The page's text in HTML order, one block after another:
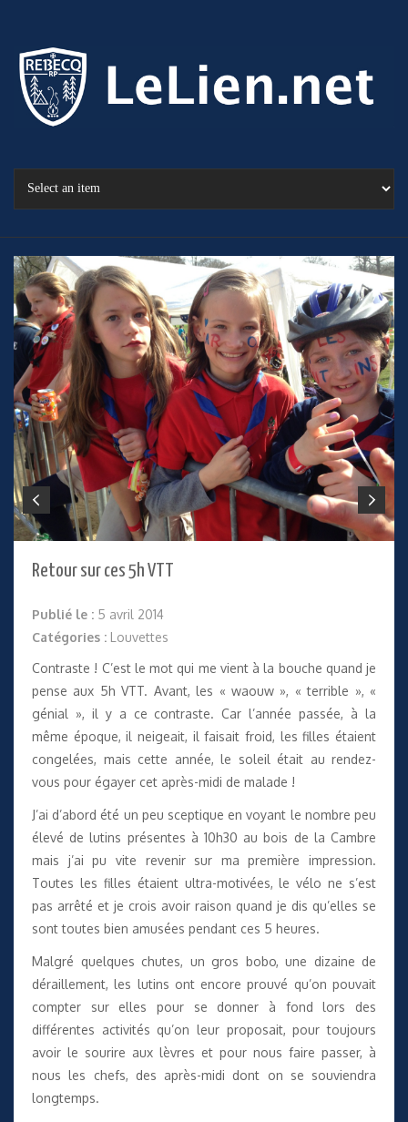
Retour sur ces 5h VTT
Publié le : 5 avril 2014
Catégories : Louvettes
Contraste ! C’est le mot qui me vient à la bouche quand je
pense aux 5h VTT. Avant, les « waouw », « terrible », «
génial », il y a ce contraste. Car l’année passée, à la
même époque, il neigeait, il faisait froid, les filles étaient
congelées, mais cette année, le soleil était au rendez-
vous pour égayer cet après-midi de malade !
J’ai d’abord été un peu sceptique en voyant le nombre peu
élevé de lutins présentes à 10h30 au bois de la Cambre
mais j’ai pu vite revenir sur ma première impression.
Toutes les filles étaient ultra-motivées, le vélo ne s’est
pas arrêté et je crois avoir raison quand je dis qu’elles se
sont toutes bien amusées pendant ces 5 heures.
Malgré quelques chutes, un gros bobo, une dizaine de
déraillement, les lutins ont encore prouvé qu’on pouvait
compter sur elles pour se donner à fond lors des
différentes activités qu’on leur proposait, pour toujours
avoir le sourire aux lèvres et pour nous faire passer, à
nous les chefs, des après-midi dont on se souviendra
longtemps.